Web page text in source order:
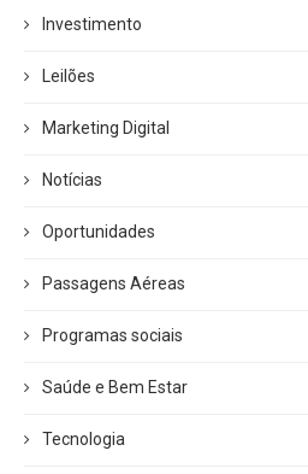
Investimento
Leilões
Marketing Digital
Notícias
Oportunidades
Passagens Aéreas
Programas sociais
Saúde e Bem Estar
Tecnologia